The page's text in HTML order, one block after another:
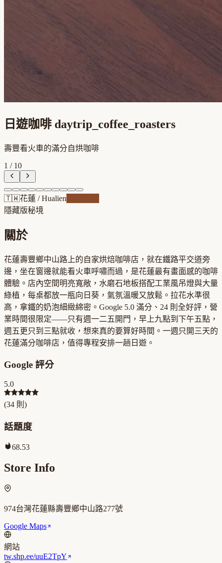
日遊咖啡 daytrip_coffee_roasters
壽豐看火車的滿分自烘咖啡
1 / 10
🇹🇼花蓮 /Hualien
隱藏版秘境
關於
花蓮壽豐鄉中山路上的自家烘焙咖啡店，就在鐵路平交道旁
邊，坐在窗邊就能看火車呼嘯而過，是花蓮最有畫面感的咖啡
體驗。店內空間明亮寬敞，水磨石地板搭配工業風吊燈與大量
綠植，每桌都放一瓶向日葵，氣氛溫暖又放鬆。拉花水準很
高，拿鐵的奶泡細緻綿密。Google 5.0 滿分、24 則全好評，營
業時間很限定——只有週一二五開門，早上九點到下午五點，
週五更只到三點就收，想來真的要算好時間。一週只開三天的
花蓮滿分咖啡店，值得專程安排一趟日遊。
Google 評分
5.0
(34 則)
話題度
68.53
Store Info
974台灣花蓮縣壽豐鄉中山路277號
Google Maps
網站
tw.shp.ee/uuE2TpY